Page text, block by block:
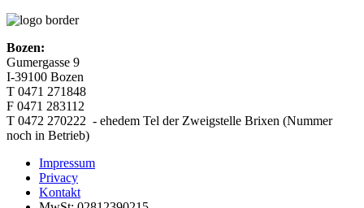
Bozen:
Gumergasse 9
I-39100 Bozen
T 0471 271848
F 0471 283112
T 0472 270222 - ehedem Tel der Zweigstelle Brixen (Nummer
noch in Betrieb)
Impressum
Privacy
Kontakt